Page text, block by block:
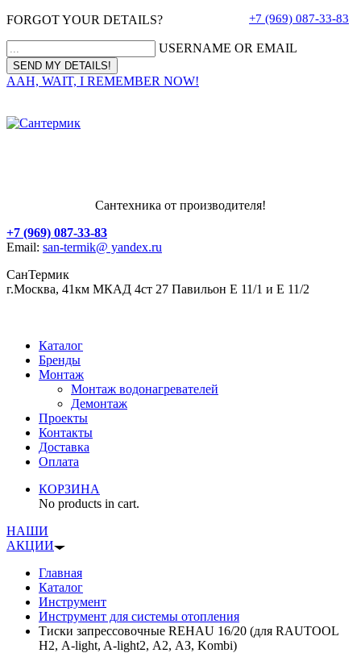
FORGOT YOUR DETAILS?
USERNAME OR EMAIL
AAH, WAIT, I REMEMBER NOW!
+7 (969) 087-33-83
Сантехника от производителя!
+7 (969) 087-33-83
Email: san-termik@ yandex.ru
СанТермик
г.Москва, 41км МКАД 4ст 27 Павильон Е 11/1 и Е 11/2
Каталог
Бренды
Монтаж
Монтаж водонагревателей
Демонтаж
Проекты
Контакты
Доставка
Оплата
КОРЗИНА
No products in cart.
НАШИ
АКЦИИ
Главная
Каталог
Инструмент
Инструмент для системы отопления
Тиски запрессовочные REHAU 16/20 (для RAUTOOL
Н2, A-light, A-light2, А2, АЗ, Kombi)